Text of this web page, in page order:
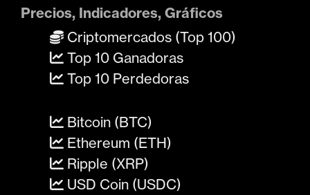
Precios, Indicadores, Gráficos
Criptomercados (Top 100)
Top 10 Ganadoras
Top 10 Perdedoras
Bitcoin (BTC)
Ethereum (ETH)
Ripple (XRP)
USD Coin (USDC)